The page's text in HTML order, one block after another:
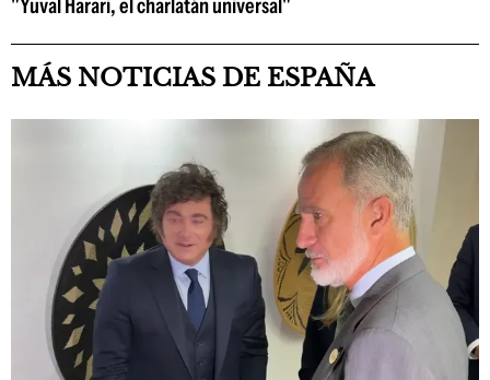
MÁS NOTICIAS DE ESPAÑA